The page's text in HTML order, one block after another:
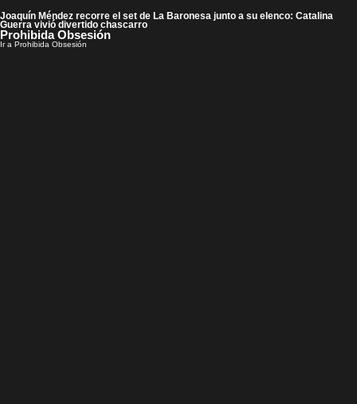
Joaquín Méndez recorre el set de La Baronesa junto a su elenco: Catalina
Guerra vivió divertido chascarro
Prohibida Obsesión
Ir a Prohibida Obsesión